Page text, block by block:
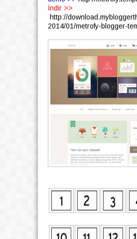
İndir >>
http://
2014/01/metrofy-blogger-